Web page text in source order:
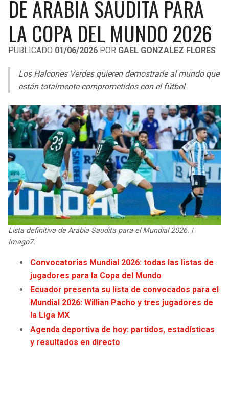
LIGA DE EXPANSIÓN MX
LEAGUES CUP
UEFA EUROPA LEAGUE
UEFA CONFERENCE LEAGUE
MLS
COPA LIBERTADORES
LIGA BETPLAY
OTRAS LIGAS
RAIDERS
CHARGERS
RAVENS
BENGALS
BROWNS
STEELERS
TEXANS
COLTS
JAGUARS
TITANS
COWBOYS
GIANTS
EAGLES
CAVALIERS
PISTONS
PACERS
BUCKS
HAWKS
HORNETS
HEAT
MAGIC
WIZARDS
WARRIORS
CLIPPERS
LAKERS
SUNS
DE ARABIA SAUDITA PARA
LA COPA DEL MUNDO 2026
PUBLICADO 01/06/2026 POR GAEL GONZALEZ FLORES
Los Halcones Verdes quieren demostrarle al mundo que
están totalmente comprometidos con el fútbol
Lista definitiva de Arabia Saudita para el Mundial 2026. |
Imago7.
Convocatorias Mundial 2026: todas las listas de
jugadores para la Copa del Mundo
Ecuador presenta su lista de convocados para el
Mundial 2026: Willian Pacho y tres jugadores de
la Liga MX
Agenda deportiva de hoy: partidos, estadísticas
y resultados en directo